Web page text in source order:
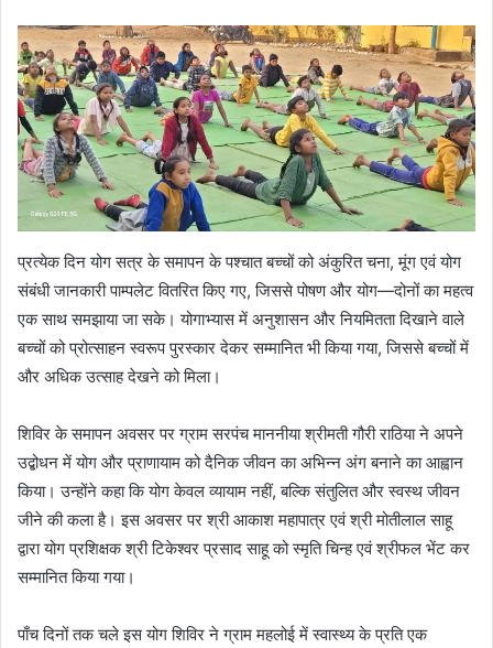
प्रत्येक दिन योग सत्र के समापन के पश्चात बच्चों को अंकुरित चना, मूंग एवं योग
संबंधी जानकारी पाम्पलेट वितरित किए गए, जिससे पोषण और योग—दोनों का महत्व
एक साथ समझाया जा सके। योगाभ्यास में अनुशासन और नियमितता दिखाने वाले
बच्चों को प्रोत्साहन स्वरूप पुरस्कार देकर सम्मानित भी किया गया, जिससे बच्चों में
और अधिक उत्साह देखने को मिला।
शिविर के समापन अवसर पर ग्राम सरपंच माननीया श्रीमती गौरी राठिया ने अपने
उद्बोधन में योग और प्राणायाम को दैनिक जीवन का अभिन्न अंग बनाने का आह्वान
किया। उन्होंने कहा कि योग केवल व्यायाम नहीं, बल्कि संतुलित और स्वस्थ जीवन
जीने की कला है। इस अवसर पर श्री आकाश महापात्र एवं श्री मोतीलाल साहू
द्वारा योग प्रशिक्षक श्री टिकेश्वर प्रसाद साहू को स्मृति चिन्ह एवं श्रीफल भेंट कर
सम्मानित किया गया।
पाँच दिनों तक चले इस योग शिविर ने ग्राम महलोई में स्वास्थ्य के प्रति एक